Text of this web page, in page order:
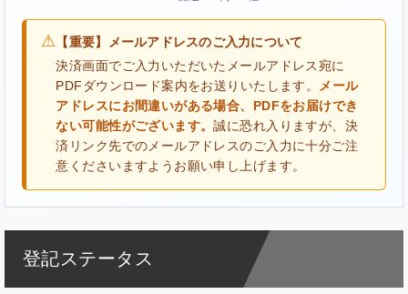
⚠ 【重要】メールアドレスのご入力について
決済画面でご入力いただいたメールアドレス宛に
PDFダウンロード案内をお送りいたします。
メール
アドレスにお間違いがある場合、PDFをお届けでき
ない可能性がございます。誠に恐れ入りますが、決
済リンク先でのメールアドレスのご入力に十分ご注
意くださいますようお願い申し上げます。
登記ステータス